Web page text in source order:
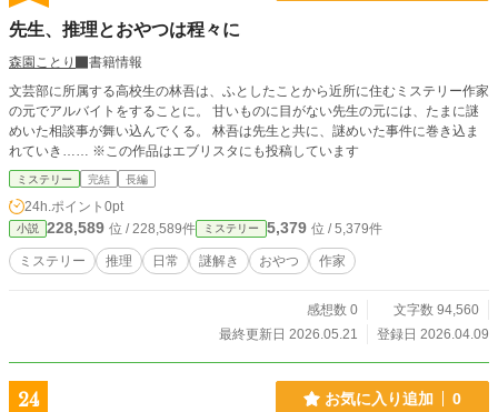
先生、推理とおやつは程々に
森園ことり
書籍情報
文芸部に所属する高校生の林吾は、ふとしたことから近所に住むミステリー作家
の元でアルバイトをすることに。 甘いものに目がない先生の元には、たまに謎
めいた相談事が舞い込んでくる。 林吾は先生と共に、謎めいた事件に巻き込ま
れていき…… ※この作品はエブリスタにも投稿しています
ミステリー 完結 長編
24h.ポイント 0pt
小説 228,589 位 / 228,589件 ミステリー 5,379 位 / 5,379件
ミステリー 推理 日常 謎解き おやつ 作家
感想数 0
文字数 94,560
最終更新日 2026.05.21
登録日 2026.04.09
24 お気に入り追加 0